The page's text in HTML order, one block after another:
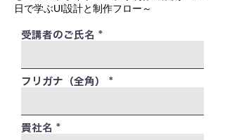
日で学ぶUI設計と制作フロー～
受講者のご氏名
フリガナ（全角）
貴社名